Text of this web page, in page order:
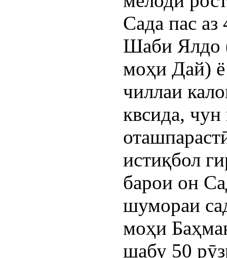
Сада пас
Шаби Ялдо
моҳи Дай) ё
чиллаи
квсида,
истиқбол
барои он
шумораи
моҳи
шабу 50